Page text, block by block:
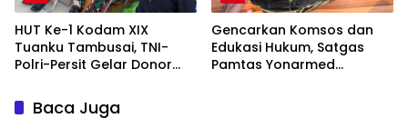
HUT Ke-1 Kodam XIX
Tuanku Tambusai, TNI-
Polri-Persit Gelar Donor
Gencarkan Komsos dan
Edukasi Hukum, Satgas
Pamtas Yonarmed
Baca Juga